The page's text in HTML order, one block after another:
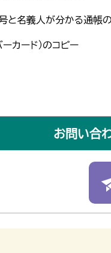
と名義人が分かる通帳
カード）のコピー
お問い合